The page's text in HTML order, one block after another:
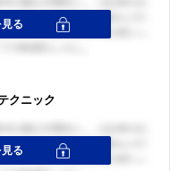
クニック